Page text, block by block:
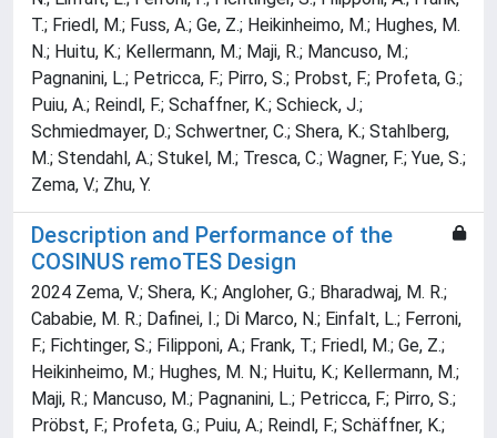
T.; Friedl, M.; Fuss, A.; Ge, Z.; Heikinheimo, M.; Hughes, M.
N.; Huitu, K.; Kellermann, M.; Maji, R.; Mancuso, M.;
Pagnanini, L.; Petricca, F.; Pirro, S.; Probst, F.; Profeta, G.;
Puiu, A.; Reindl, F.; Schaffner, K.; Schieck, J.;
Schmiedmayer, D.; Schwertner, C.; Shera, K.; Stahlberg,
M.; Stendahl, A.; Stukel, M.; Tresca, C.; Wagner, F.; Yue, S.;
Zema, V.; Zhu, Y.
Description and Performance of the
COSINUS remoTES Design
2024 Zema, V.; Shera, K.; Angloher, G.; Bharadwaj, M. R.;
Cababie, M. R.; Dafinei, I.; Di Marco, N.; Einfalt, L.; Ferroni,
F.; Fichtinger, S.; Filipponi, A.; Frank, T.; Friedl, M.; Ge, Z.;
Heikinheimo, M.; Hughes, M. N.; Huitu, K.; Kellermann, M.;
Maji, R.; Mancuso, M.; Pagnanini, L.; Petricca, F.; Pirro, S.;
Pröbst, F.; Profeta, G.; Puiu, A.; Reindl, F.; Schäffner, K.;